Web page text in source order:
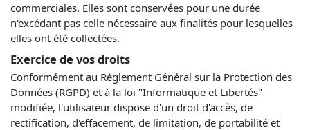
commerciales. Elles sont conservées pour une durée
n'excédant pas celle nécessaire aux finalités pour lesquelles
elles ont été collectées.
Exercice de vos droits
Conformément au Règlement Général sur la Protection des
Données (RGPD) et à la loi "Informatique et Libertés"
modifiée, l'utilisateur dispose d'un droit d'accès, de
rectification, d'effacement, de limitation, de portabilité et